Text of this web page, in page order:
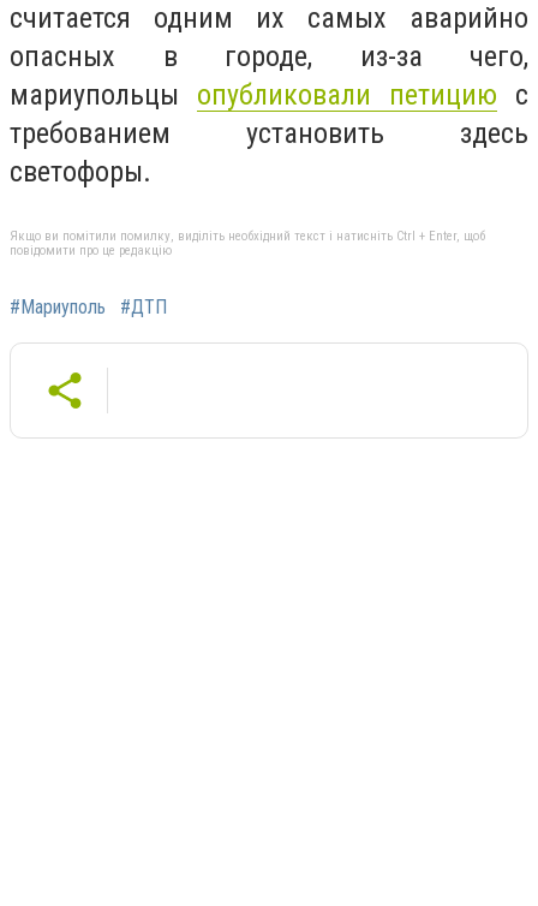
считается одним их самых аварийно
опасных в городе, из-за чего,
мариупольцы опубликовали петицию с
требованием установить здесь
светофоры.
Якщо ви помітили помилку, виділіть необхідний текст і натисніть Ctrl + Enter, щоб
повідомити про це редакцію
#Мариуполь #ДТП